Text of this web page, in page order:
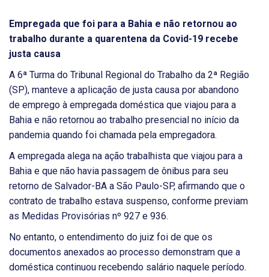
Empregada que foi para a Bahia e não retornou ao
trabalho durante a quarentena da Covid-19 recebe
justa causa
A 6ª Turma do Tribunal Regional do Trabalho da 2ª Região
(SP), manteve a aplicação de justa causa por abandono
de emprego à empregada doméstica que viajou para a
Bahia e não retornou ao trabalho presencial no início da
pandemia quando foi chamada pela empregadora.
A empregada alega na ação trabalhista que viajou para a
Bahia e que não havia passagem de ônibus para seu
retorno de Salvador-BA a São Paulo-SP, afirmando que o
contrato de trabalho estava suspenso, conforme previam
as Medidas Provisórias nº 927 e 936.
No entanto, o entendimento do juiz foi de que os
documentos anexados ao processo demonstram que a
doméstica continuou recebendo salário naquele período.